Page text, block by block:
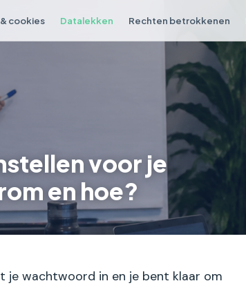
cookies Datalekken Rechten betrokkenen
voor je
en hoe?
je wachtwoord in en je bent klaar om